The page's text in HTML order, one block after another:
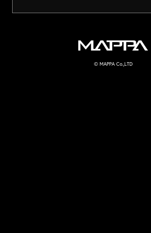
MAPPA
© MAPPA Co.,LTD